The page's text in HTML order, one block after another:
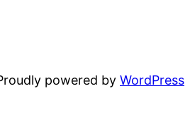
powered by WordPress